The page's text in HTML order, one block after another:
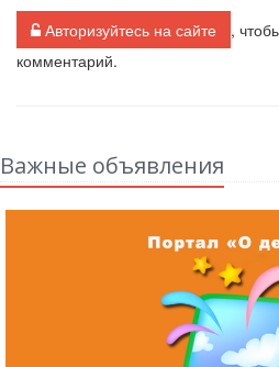
Авторизуйтесь на сайте
,
комментарий.
Важные объявления